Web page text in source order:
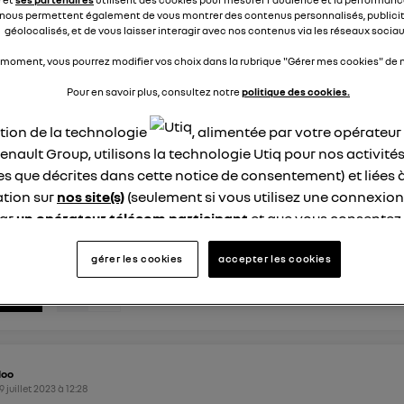
5
août 2023 à20:06
easy link Arkana
ce que j'ai lu il n'est pas possible d'ajouter une
j'ai bien un onglet "application" qui est vide j'aurais aimé
voir la suite
juillet 2023 à12:28
permettent également de vous montrer des contenus personnalisés,
géolocalisés, et de vous laisser interagir avec nos contenus via les réseaux
vous pourrez modifier vos choix dans la rubrique "Gérer mes cookies" de
Pour en savoir plus, consultez notrepolitique des cookies.
de la technologie
, alimentée par votre
Group, utilisons la technologie Utiq pour nos
que décrites dans cette notice de consentement) et liées
sur nos site(s) (seulement si vous utilisez une
un opérateur télécom participant et que vous
site).
Utiq a été conçue pour la protection de vos données
en vous offrant choix et contrôle.
un identifiant créé par votre opérateur télécom basé sur
même connexion et ayant consenties se verront attribuer
gérer les cookies accepter les cookies